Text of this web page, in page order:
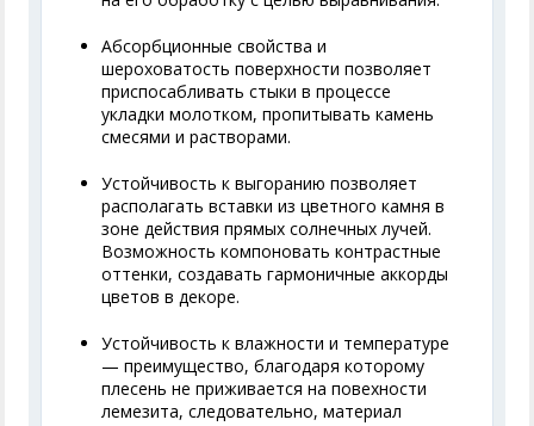
Абсорбционные свойства и
шероховатость поверхности позволяет
приспосабливать стыки в процессе
укладки молотком, пропитывать камень
смесями и растворами.
Устойчивость к выгоранию позволяет
располагать вставки из цветного камня в
зоне действия прямых солнечных лучей.
Возможность компоновать контрастные
оттенки, создавать гармоничные аккорды
цветов в декоре.
Устойчивость к влажности и температуре
— преимущество, благодаря которому
плесень не приживается на повехности
лемезита, следовательно, материал